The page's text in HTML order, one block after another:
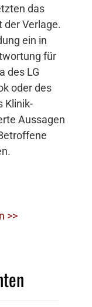
das
Verlage.
ein in
für
des LG
oder des
Klinik-
Aussagen
>>